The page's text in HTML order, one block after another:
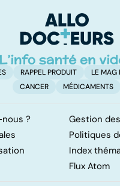
RAPPEL PRODUIT
LE MAG
CANCER
MÉDICAMENTS
?
Gestion
Politiques
Index
Flux Atom